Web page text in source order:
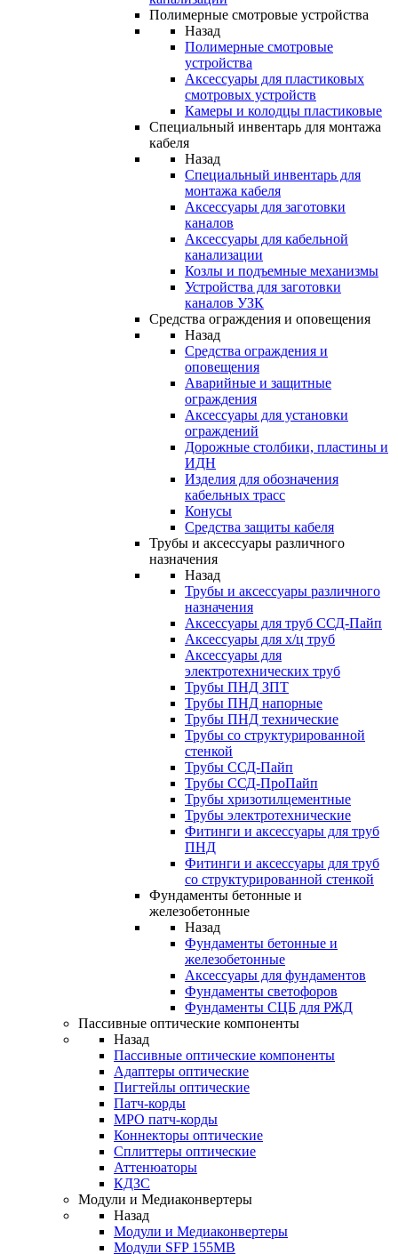
Полимерные смотровые устройства
Назад
Полимерные смотровые
устройства
Аксессуары для пластиковых
смотровых устройств
Камеры и колодцы пластиковые
Специальный инвентарь для монтажа
кабеля
Назад
Специальный инвентарь для
монтажа кабеля
Аксессуары для заготовки
каналов
Аксессуары для кабельной
канализации
Козлы и подъемные механизмы
Устройства для заготовки
каналов УЗК
Средства ограждения и оповещения
Назад
Средства ограждения и
оповещения
Аварийные и защитные
ограждения
Аксессуары для установки
ограждений
Дорожные столбики, пластины и
ИДН
Изделия для обозначения
кабельных трасс
Конусы
Средства защиты кабеля
Трубы и аксессуары различного
назначения
Назад
Трубы и аксессуары различного
назначения
Аксессуары для труб ССД-Пайп
Аксессуары для х/ц труб
Аксессуары для
электротехнических труб
Трубы ПНД ЗПТ
Трубы ПНД напорные
Трубы ПНД технические
Трубы со структурированной
стенкой
Трубы ССД-Пайп
Трубы ССД-ПроПайп
Трубы хризотилцементные
Трубы электротехнические
Фитинги и аксессуары для труб
ПНД
Фитинги и аксессуары для труб
со структурированной стенкой
Фундаменты бетонные и
железобетонные
Назад
Фундаменты бетонные и
железобетонные
Аксессуары для фундаментов
Фундаменты светофоров
Фундаменты СЦБ для РЖД
Пассивные оптические компоненты
Назад
Пассивные оптические компоненты
Адаптеры оптические
Пигтейлы оптические
Патч-корды
MPO патч-корды
Коннекторы оптические
Сплиттеры оптические
Аттенюаторы
КДЗС
Модули и Медиаконвертеры
Назад
Модули и Медиаконвертеры
Модули SFP 155MB